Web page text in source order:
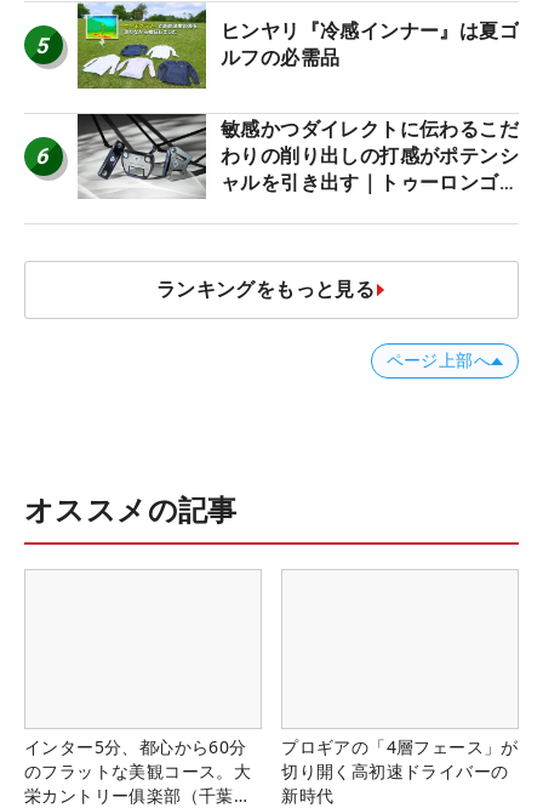
5
ヒンヤリ『冷感インナー』は夏ゴ
ルフの必需品
6
敏感かつダイレクトに伝わるこだ
わりの削り出しの打感がポテンシ
ャルを引き出す｜トゥーロンゴル
ランキングをもっと見る
ページ上部へ
オススメの記事
インター5分、都心から60分
のフラットな美観コース。大
栄カントリー俱楽部（千葉
プロギアの「4層フェース」が
切り開く高初速ドライバーの
新時代